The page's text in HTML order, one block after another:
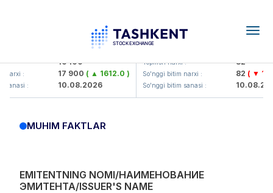
: 16 100
: 17 900( ▲ 1612.0 )
: 10.08.2026
KFSK (<Kafolat sug'urta
Yopilish narxi : 82
So'nggi bitim narxi : 82( ▼ 1.91
So'nggi bitim sanasi :
MUHIM FAKTLAR
EMITENTNING NOMI/НАИМЕНОВАНИЕ
ЭМИТЕНТА/ISSUER'S NAME